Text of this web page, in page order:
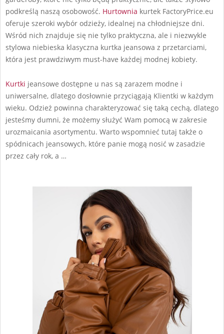
podkreślą naszą osobowość. Hurtownia kurtek FactoryPrice.eu
oferuje szeroki wybór odzieży, idealnej na chłodniejsze dni.
Wśród nich znajduje się nie tylko praktyczna, ale i niezwykle
stylowa niebieska klasyczna kurtka jeansowa z przetarciami,
która jest prawdziwym must-have każdej modnej kobiety.
Kurtki jeansowe dostępne u nas są zarazem modne i
uniwersalne, dlatego dosłownie przyciągają Klientki w każdym
wieku. Odzież powinna charakteryzować się taką cechą, dlatego
jesteśmy dumni, że możemy służyć Wam pomocą w zakresie
urozmaicania asortymentu. Warto wspomnieć tutaj także o
spódnicach jeansowych, które panie mogą nosić w zasadzie
przez cały rok, a …